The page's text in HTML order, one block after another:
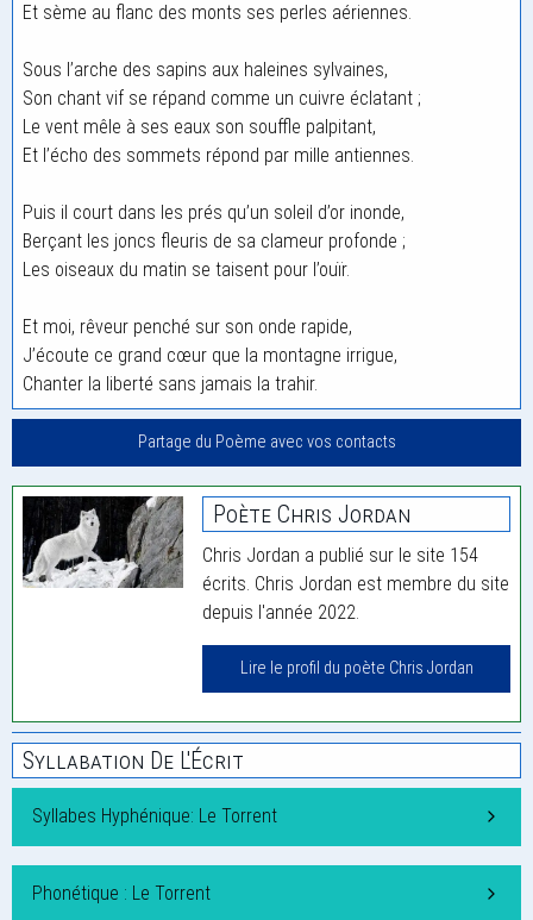
Et sème au flanc des monts ses perles aériennes.
Sous l’arche des sapins aux haleines sylvaines,
Son chant vif se répand comme un cuivre éclatant ;
Le vent mêle à ses eaux son souffle palpitant,
Et l’écho des sommets répond par mille antiennes.
Puis il court dans les prés qu’un soleil d’or inonde,
Berçant les joncs fleuris de sa clameur profonde ;
Les oiseaux du matin se taisent pour l’ouïr.
Et moi, rêveur penché sur son onde rapide,
J’écoute ce grand cœur que la montagne irrigue,
Chanter la liberté sans jamais la trahir.
Partage du Poème avec vos contacts
Poète Chris Jordan
Chris Jordan a publié sur le site 154
écrits. Chris Jordan est membre du site
depuis l'année 2022.
Lire le profil du poète Chris Jordan
Syllabation De L'Écrit
Syllabes Hyphénique: Le Torrent
Phonétique : Le Torrent